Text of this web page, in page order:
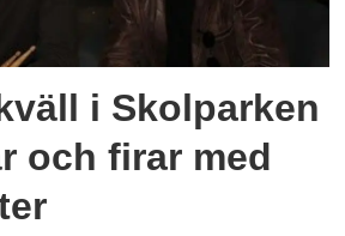
i Skolparken
och firar med